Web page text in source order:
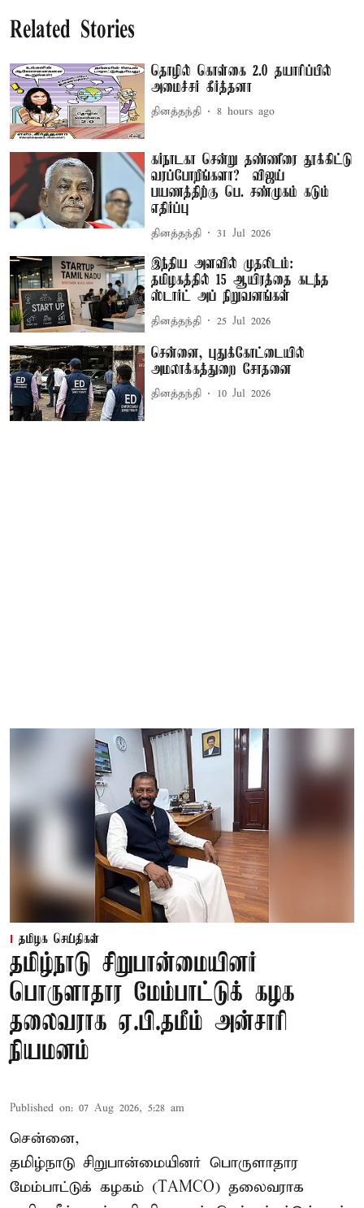
Related Stories
தொழில் கொள்கை 2.0 தயாரிப்பில்
அமைச்சர் கீர்த்தனா
தினத்தந்தி 8 hours ago
கர்நாடகா சென்று தண்ணீரை தூக்கிட்டு
வரப்போறீங்களா? – விஜய்
பயணத்திற்கு பெ. சண்முகம் கடும்
எதிர்ப்பு
தினத்தந்தி 31 Jul 2026
இந்திய அளவில் முதலிடம்:
தமிழகத்தில் 15 ஆயிரத்தை கடந்த
ஸ்டார்ட் அப் நிறுவனங்கள்
தினத்தந்தி 25 Jul 2026
சென்னை, புதுக்கோட்டையில்
அமலாக்கத்துறை சோதனை
தினத்தந்தி 10 Jul 2026
தமிழக செய்திகள்
தமிழ்நாடு சிறுபான்மையினர்
பொருளாதார மேம்பாட்டுக் கழக
தலைவராக ஏ.பி.தமீம் அன்சாரி
நியமனம்
Published on: 07 Aug 2026, 5:28 am
சென்னை,
தமிழ்நாடு சிறுபான்மையினர் பொருளாதார
மேம்பாட்டுக் கழகம் (TAMCO) தலைவராக